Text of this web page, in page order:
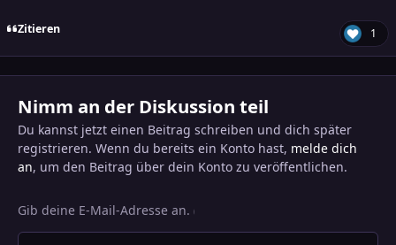
Zitieren 1
Nimm an der Diskussion teil
Du kannst jetzt einen Beitrag schreiben und dich später
registrieren. Wenn du bereits ein Konto hast, melde dich
an, um den Beitrag über dein Konto zu veröffentlichen.